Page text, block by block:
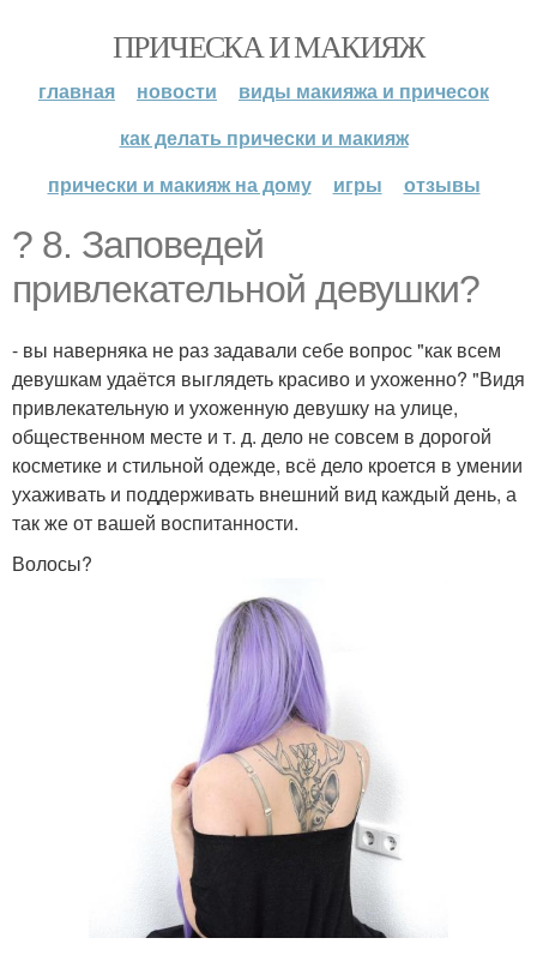
ПРИЧЕСКА И МАКИЯЖ
главная новости
виды макияжа и причесок
как делать прически и макияж
прически и макияж на дому
игры отзывы
? 8. Заповедей
привлекательной девушки?
- вы наверняка не раз задавали себе вопрос "как всем
девушкам удаётся выглядеть красиво и ухоженно? "Видя
привлекательную и ухоженную девушку на улице,
общественном месте и т. д. дело не совсем в дорогой
косметике и стильной одежде, всё дело кроется в умении
ухаживать и поддерживать внешний вид каждый день, а
так же от вашей воспитанности.
Волосы?